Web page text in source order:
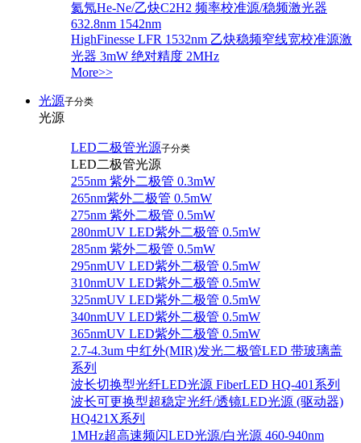
氦氖He-Ne/乙炔C2H2 频率校准源/稳频激光器
632.8nm 1542nm
HighFinesse LFR 1532nm 乙炔稳频窄线宽校准源激
光器 3mW 绝对精度 2MHz
More>>
光源子分类
光源
LED二极管光源子分类
LED二极管光源
255nm 紫外二极管 0.3mW
265nm紫外二极管 0.5mW
275nm 紫外二极管 0.5mW
280nmUV LED紫外二极管 0.5mW
285nm 紫外二极管 0.5mW
295nmUV LED紫外二极管 0.5mW
310nmUV LED紫外二极管 0.5mW
325nmUV LED紫外二极管 0.5mW
340nmUV LED紫外二极管 0.5mW
365nmUV LED紫外二极管 0.5mW
2.7-4.3um 中红外(MIR)发光二极管LED 带玻璃盖
系列
波长切换型光纤LED光源 FiberLED HQ-401系列
波长可更换型超稳定光纤/透镜LED光源 (驱动器)
HQ421X系列
1MHz超高速频闪LED光源/白光源 460-940nm